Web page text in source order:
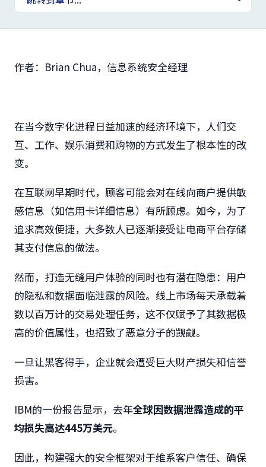
作者： Brian Chua，信息系统安全经理
在当今数字化进程日益加速的经济环境下，人们交
互、工作、娱乐消费和购物的方式发生了根本性的改
变。
在互联网早期时代，顾客可能会对在线向商户提供敏
感信息（如信用卡详细信息）有所顾虑。如今，为了
追求高效便捷，大多数人已逐渐接受让电商平台存储
其支付信息的做法。
然而，打造无缝用户体验的同时也有潜在隐患：用户
的隐私和数据面临泄露的风险。线上市场每天承载着
数以百万计的交易处理任务，这不仅赋予了其数据极
高的价值属性，也招致了恶意分子的觊觎。
一旦让黑客得手，企业就会遭受巨大财产损失和信誉
损害。
IBM的一份报告显示，去年全球因数据泄露造成的平
均损失高达445万美元。
因此，构建强大的安全框架对于维系客户信任、确保